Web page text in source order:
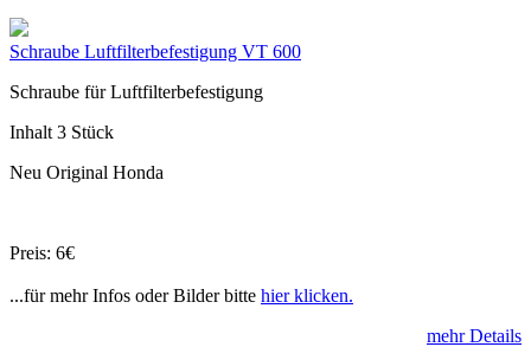
Schraube Luftfilterbefestigung VT 600
Schraube für Luftfilterbefestigung
Inhalt 3 Stück
Neu Original Honda
Preis: 6€
...für mehr Infos oder Bilder bitte hier klicken.
mehr Details